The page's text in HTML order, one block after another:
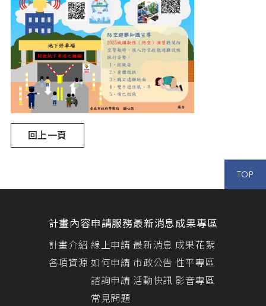
回上一頁
TOP
計畫內容
計畫介紹
各項資源
申請服務
線上申請
如何申請
諮詢申請
常見問題
最新消息
最新消息
市政公告
活動快訊
成果專區
成果花絮
性平專區
影音專區